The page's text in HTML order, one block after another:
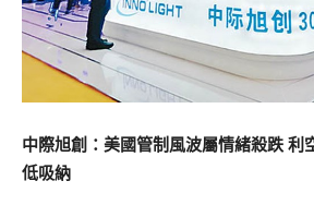
中際旭創：美國管制風波屬情緒殺跌 利
低吸納